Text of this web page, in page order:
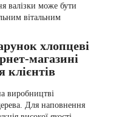
валізки може бути
вітальним
хлопцеві
магазині
клієнтів
виробництві
Для наповнення